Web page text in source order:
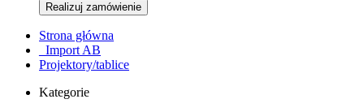
Realizuj zamówienie
Strona główna
_Import AB
Projektory/tablice
Kategorie